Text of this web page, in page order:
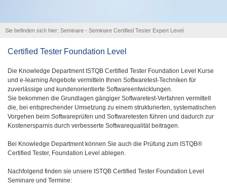
Sie befinden sich hier: Seminare - Seminare Certified Tester Expert Level
Certified Tester Foundation Level
Die Knowledge Department ISTQB Certified Tester Foundation Level Kurse
und e-learning Angebote vermitteln Ihnen Softwaretest-Techniken für
zuverlässige und kundenorientierte Softwareentwicklungen.
Sie bekommen die Grundlagen gängiger Softwaretest-Verfahren vermittelt
die, bei entsprechender Umsetzung zu einem strukturierten, systematischen
Vorgehen beim Softwareprüfen und Softwaretesten führen und dadurch zur
Kostenersparnis durch verbesserte Softwarequalität beitragen.
Bei Knowledge Department können Sie auch die Prüfung zum ISTQB®
Certified Tester, Foundation Level ablegen.
Nachfolgend finden sie unsere ISTQB Certified Tester Foundation Level
Seminare und Termine: